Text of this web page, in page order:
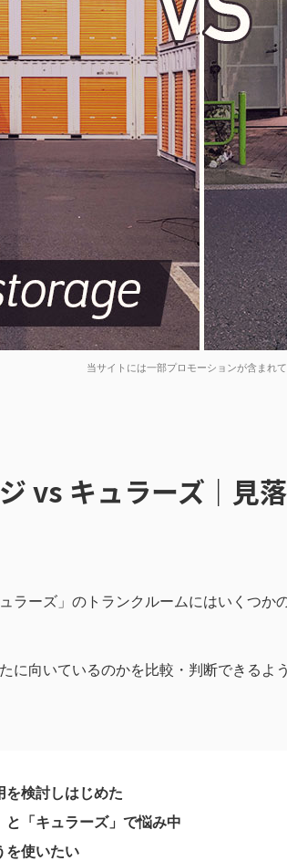
当サイトには一部プロモーションが含まれ
vs キュラーズ｜見
ラーズ」のトランクルームにはいくつか
に向いているのかを比較・判断できるよ
を検討しはじめた
と「キュラーズ」で悩み中
を使いたい